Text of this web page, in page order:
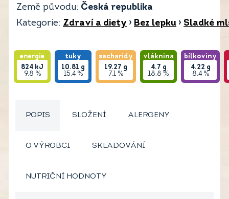
Země původu: Česká republika
Kategorie: Zdraví a diety › Bez lepku › Sladké
energie
824 kJ
9.8 %
tuky
10.81 g
15.4 %
sacharidy
19.27 g
7.1 %
vláknina
4.7 g
18.8 %
bílkoviny
4.22 g
8.4 %
POPIS SLOŽENÍ ALERGENY
O VÝROBCI SKLADOVÁNÍ
NUTRIČNÍ HODNOTY